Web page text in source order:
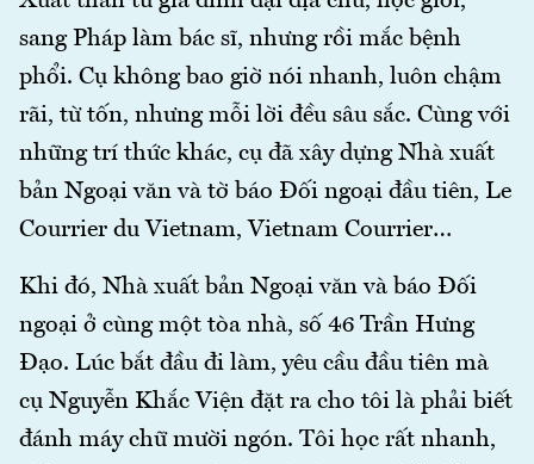
sang Pháp làm bác sĩ, nhưng rồi mắc bệnh
phổi. Cụ không bao giờ nói nhanh, luôn chậm
rãi, từ tốn, nhưng mỗi lời đều sâu sắc. Cùng với
những trí thức khác, cụ đã xây dựng Nhà xuất
bản Ngoại văn và tờ báo Đối ngoại đầu tiên, Le
Courrier du Vietnam, Vietnam Courrier…
Khi đó, Nhà xuất bản Ngoại văn và báo Đối
ngoại ở cùng một tòa nhà, số 46 Trần Hưng
Đạo. Lúc bắt đầu đi làm, yêu cầu đầu tiên mà
cụ Nguyễn Khắc Viện đặt ra cho tôi là phải biết
đánh máy chữ mười ngón. Tôi học rất nhanh,